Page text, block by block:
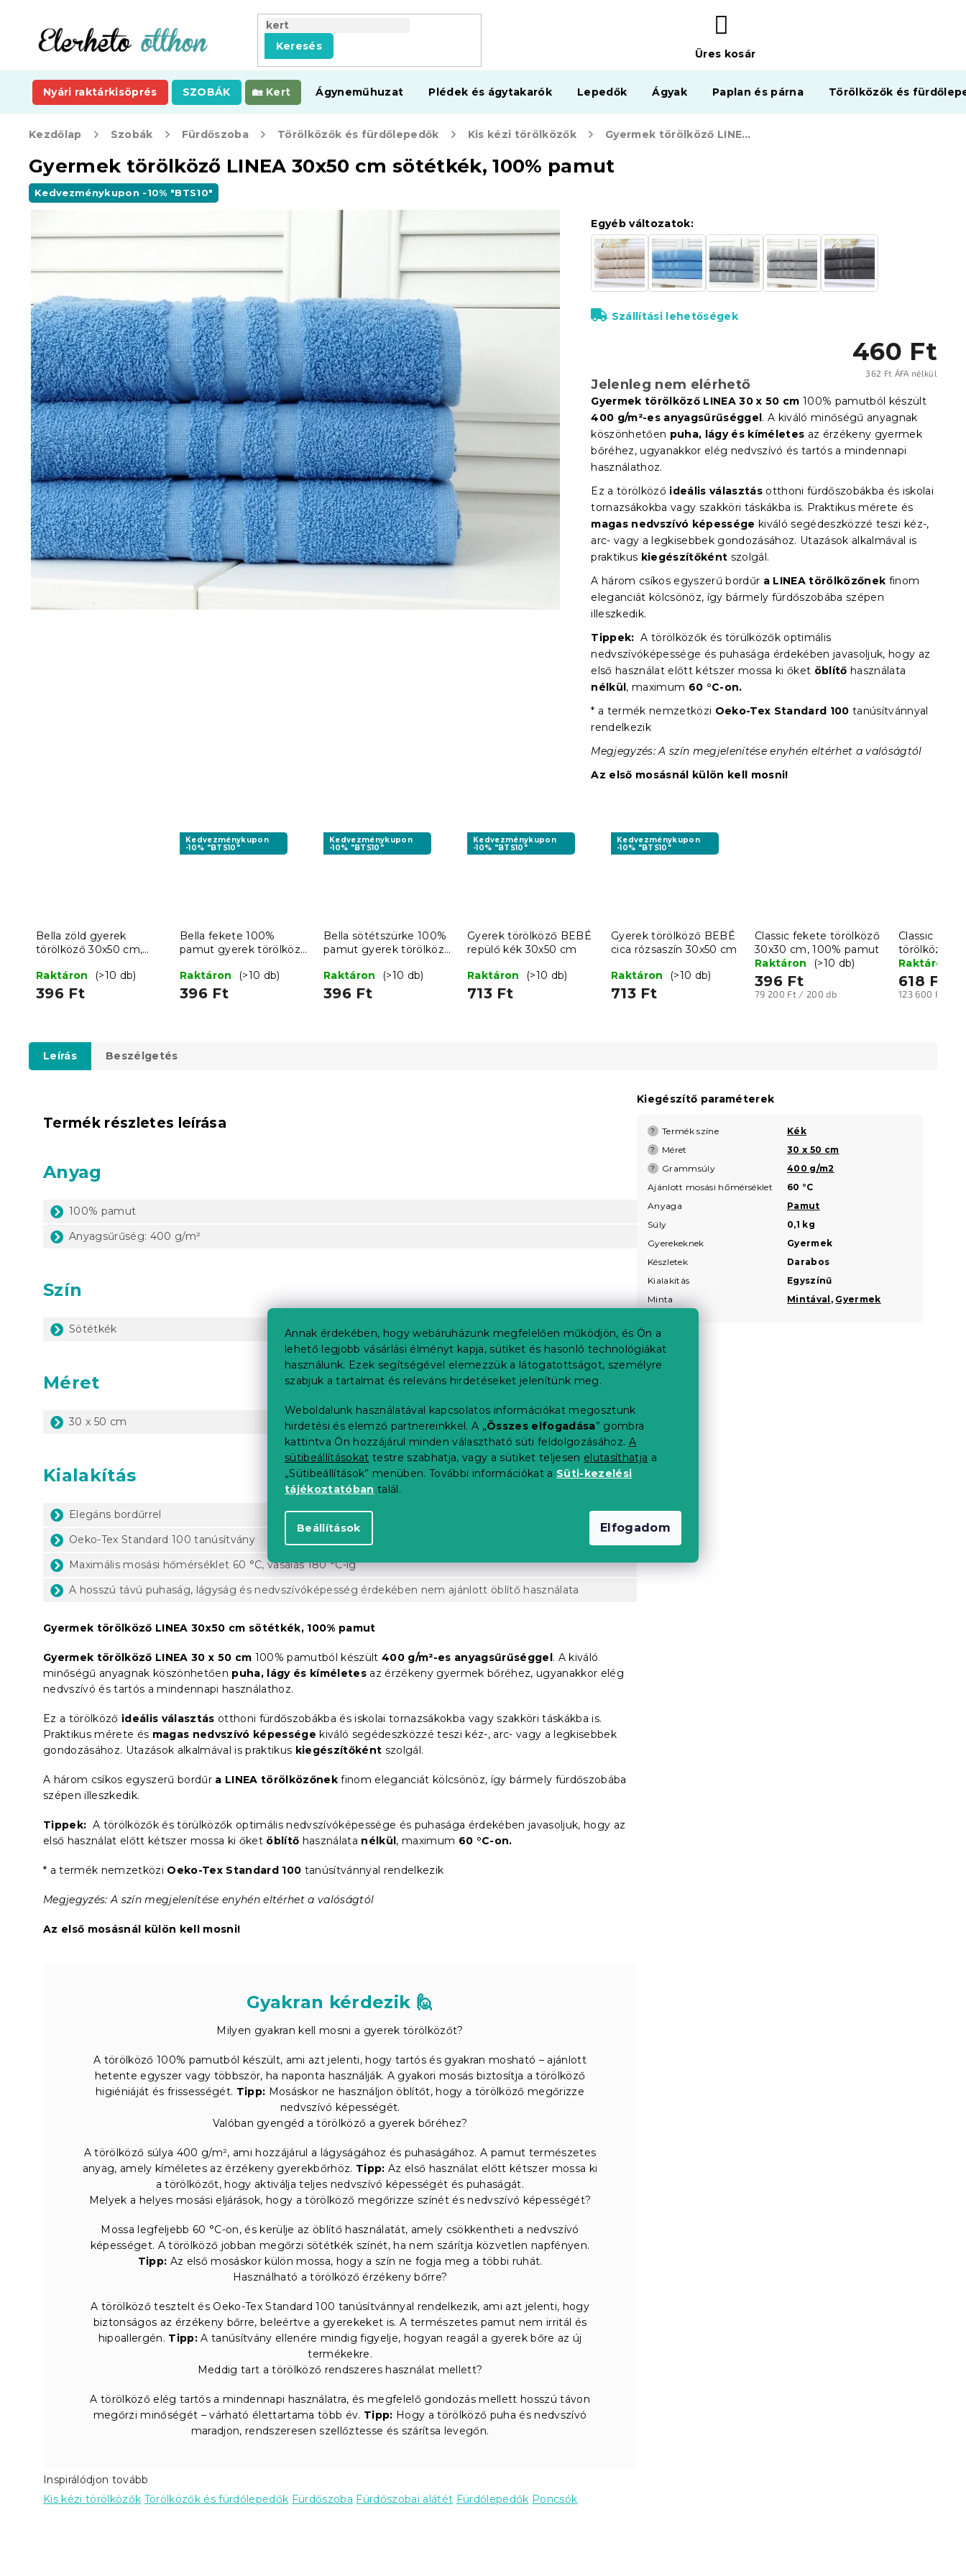
Annak érdekében, hogy webáruházunk megfelelően működjön, és Ön a
lehető legjobb vásárlási élményt kapja, sütiket és hasonló technológiákat
használunk. Ezek segítségével elemezzük a látogatottságot, személyre
szabjuk a tartalmat és releváns hirdetéseket jelenítünk meg.
Weboldalunk használatával kapcsolatos információkat megosztunk
hirdetési és elemző partnereinkkel. A „Összes elfogadása” gombra
kattintva Ön hozzájárul minden választható süti feldolgozásához. A
sütibeállításokat testre szabhatja, vagy a sütiket teljesen elutasíthatja a
„Sütibeállítások” menüben. További információkat a Süti-kezelési
tájékoztatóban talál.
Beállítások Elfogadom
tartalomhoz
Keresés
KOSÁR
Üres kosár
Nyári raktárkisöprés SZOBÁK Kert Ágyneműhuzat Plédek és ágytakarók Lepedők Ágyak Paplan és párna Törölközők és
Kezdőlap Szobák Fürdőszoba Törölközők és fürdőlepedők Kis kézi törölközők Gyermek törölköző LINEA 30x50 cm sötétkék, 100% pamut
Gyermek törölköző LINEA 30x50 cm sötétkék, 100% pamut
Kedvezménykupon -10% "BTS10"
460 Ft
362 Ft ÁFA nélkül
Jelenleg nem elérhető
Egyéb változatok:
Szállítási lehetőségek
Gyermek törölköző LINEA 30 x 50 cm 100% pamutból készült
400 g/m²-es anyagsűrűséggel. A kiváló minőségű anyagnak
köszönhetően puha, lágy és kíméletes az érzékeny gyermek
bőréhez, ugyanakkor elég nedvszívó és tartós a mindennapi
használathoz.
Ez a törölköző ideális választás otthoni fürdőszobákba és iskolai
tornazsákokba vagy szakköri táskákba is. Praktikus mérete és
magas nedvszívó képessége kiváló segédeszközzé teszi kéz-,
arc- vagy a legkisebbek gondozásához. Utazások alkalmával is
praktikus kiegészítőként szolgál.
A három csíkos egyszerű bordűr a LINEA törölközőnek finom
eleganciát kölcsönöz, így bármely fürdőszobába szépen
illeszkedik.
Tippek: A törölközők és törülközők optimális
nedvszívóképessége és puhasága érdekében javasoljuk, hogy az
első használat előtt kétszer mossa ki őket öblítő használata
nélkül, maximum 60 °C-on.
* a termék nemzetközi Oeko-Tex Standard 100 tanúsítvánnyal
rendelkezik
Megjegyzés: A szín megjelenítése enyhén eltérhet a valóságtól
Az első mosásnál külön kell mosni!
Bella zöld gyerek
törölköző 30x50 cm,
Raktáron
(>10 db)
396 Ft
Kedvezménykupon
-10% "BTS10"
Bella fekete 100%
pamut gyerek törölköző
Raktáron
(>10 db)
396 Ft
Kedvezménykupon
-10% "BTS10"
Bella sötétszürke 100%
pamut gyerek törölköző
Raktáron
(>10 db)
396 Ft
Kedvezménykupon
-10% "BTS10"
Gyerek törölköző BEBÉ
repülő kék 30x50 cm
Raktáron
(>10 db)
713 Ft
Kedvezménykupon
-10% "BTS10"
Gyerek törölköző BEBÉ
cica rózsaszín 30x50 cm
Raktáron
(>10 db)
713 Ft
Classic fekete törölköző
30x30 cm, 100% pamut
Raktáron
(>10 db)
396 Ft
Egységár:
79 200 Ft / 200 db
Classic
törölköző
100% pamut
Raktáron
618 Ft
Egységár:
123 600 Ft /
Leírás Beszélgetés
Termék részletes leírása
Anyag
100% pamut
Anyagsűrűség: 400 g/m²
Szín
Sötétkék
Méret
30 x 50 cm
Kialakítás
Elegáns bordűrrel
Oeko-Tex Standard 100 tanúsítvány
Maximális mosási hőmérséklet 60 °C, vasalás 180 °C-ig
A hosszú távú puhaság, lágyság és nedvszívóképesség érdekében nem ajánlott öblítő használata
Gyermek törölköző LINEA 30x50 cm sötétkék, 100% pamut
Gyermek törölköző LINEA 30 x 50 cm 100% pamutból készült400 g/m²-es anyagsűrűséggel. A kiváló
minőségű anyagnak köszönhetően puha, lágy és kíméletes az érzékeny gyermek bőréhez, ugyanakkor elég
nedvszívó és tartós a mindennapi használathoz.
Ez a törölköző ideális választás otthoni fürdőszobákba és iskolai tornazsákokba vagy szakköri táskákba is.
Praktikus mérete és magas nedvszívó képessége kiváló segédeszközzé teszi kéz-, arc- vagy a legkisebbek
gondozásához. Utazások alkalmával is praktikus kiegészítőként szolgál.
A három csíkos egyszerű bordűr a LINEA törölközőnek finom eleganciát kölcsönöz, így bármely fürdőszobába
szépen illeszkedik.
Tippek: A törölközők és törülközők optimális nedvszívóképessége és puhasága érdekében javasoljuk, hogy az
első használat előtt kétszer mossa ki őket öblítő használata nélkül, maximum 60 °C-on.
* a termék nemzetközi Oeko-Tex Standard 100 tanúsítvánnyal rendelkezik
Megjegyzés: A szín megjelenítése enyhén eltérhet a valóságtól
Az első mosásnál külön kell mosni!
Gyakran kérdezik 🙋
Milyen gyakran kell mosni a gyerek törölközőt?
A törölköző 100% pamutból készült, ami azt jelenti, hogy tartós és gyakran mosható – ajánlott
hetente egyszer vagy többször, ha naponta használják. A gyakori mosás biztosítja a törölköző
higiéniáját és frissességét. Tipp: Mosáskor ne használjon öblítőt, hogy a törölköző megőrizze
nedvszívó képességét.
Valóban gyengéd a törölköző a gyerek bőréhez?
A törölköző súlya 400 g/m², ami hozzájárul a lágyságához és puhaságához. A pamut természetes
anyag, amely kíméletes az érzékeny gyerekbőrhöz. Tipp: Az első használat előtt kétszer mossa ki
a törölközőt, hogy aktiválja teljes nedvszívó képességét és puhaságát.
Melyek a helyes mosási eljárások, hogy a törölköző megőrizze színét és nedvszívó képességét?
Mossa legfeljebb 60 °C-on, és kerülje az öblítő használatát, amely csökkentheti a nedvszívó
képességet. A törölköző jobban megőrzi sötétkék színét, ha nem szárítja közvetlen napfényen.
Tipp: Az első mosáskor külön mossa, hogy a szín ne fogja meg a többi ruhát.
Használható a törölköző érzékeny bőrre?
A törölköző tesztelt és Oeko-Tex Standard 100 tanúsítvánnyal rendelkezik, ami azt jelenti, hogy
biztonságos az érzékeny bőrre, beleértve a gyerekeket is. A természetes pamut nem irritál és
hipoallergén. Tipp:A tanúsítvány ellenére mindig figyelje, hogyan reagál a gyerek bőre az új
termékekre.
Meddig tart a törölköző rendszeres használat mellett?
A törölköző elég tartós a mindennapi használatra, és megfelelő gondozás mellett hosszú távon
megőrzi minőségét – várható élettartama több év. Tipp: Hogy a törölköző puha és nedvszívó
maradjon, rendszeresen szellőztesse és szárítsa levegőn.
Inspirálódjon tovább
Kis kézi törölközők Törölközők és fürdőlepedők Fürdőszoba Fürdőszobai alátét Fürdőlepedők Poncsók
Kiegészítő paraméterek
? Termék színe Kék
? Méret 30 x 50 cm
? Grammsúly
400 g/m2
Ajánlott mosási hőmérséklet
60 °C
Anyaga
Pamut
Súly
0,1 kg
Gyerekeknek
Gyermek
Készletek
Darabos
Kialakítás
Egyszínű
Minta
Mintával , Gyermek